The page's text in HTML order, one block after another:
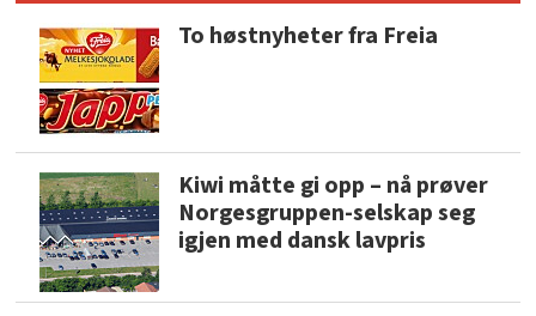
To høstnyheter fra Freia
Kiwi måtte gi opp – nå prøver
Norgesgruppen-selskap seg
igjen med dansk lavpris